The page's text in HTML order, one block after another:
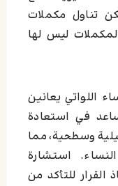
تناول مكملات
ليس لها
اللواتي يعانين
في استعادة
وسطحية، مما
استشارة
للتأكد من